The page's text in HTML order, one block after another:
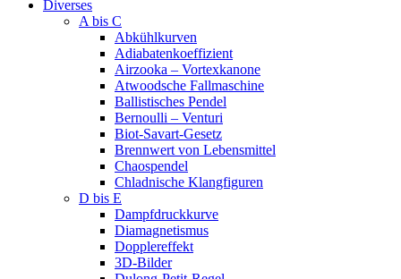
Diverses
A bis C
Abkühlkurven
Adiabatenkoeffizient
Airzooka – Vortexkanone
Atwoodsche Fallmaschine
Ballistisches Pendel
Bernoulli – Venturi
Biot-Savart-Gesetz
Brennwert von Lebensmittel
Chaospendel
Chladnische Klangfiguren
D bis E
Dampfdruckkurve
Diamagnetismus
Dopplereffekt
3D-Bilder